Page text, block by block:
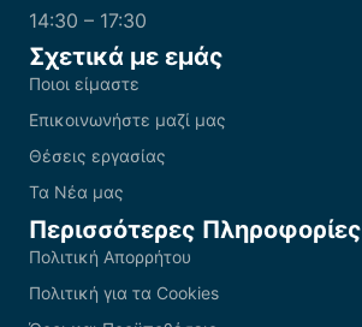
14:30 – 17:30
Σχετικά με εμάς
Ποιοι είμαστε
Επικοινωνήστε μαζί μας
Θέσεις εργασίας
Τα Νέα μας
Περισσότερες Πληροφορίες
Πολιτική Απορρήτου
Πολιτική για τα Cookies